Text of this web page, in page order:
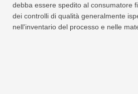
debba essere spedito al consumatore
dei controlli di qualità generalmente
nell'inventario del processo e nelle